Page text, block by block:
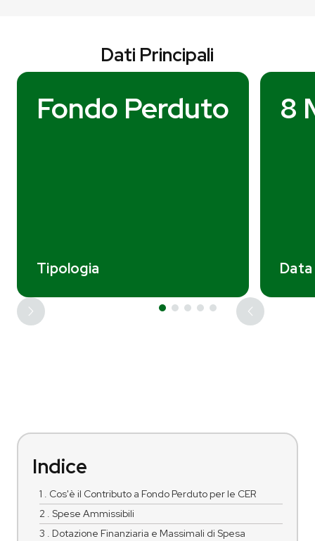
Dati Principali
Fondo Perduto
Tipologia
8
Indice
1 . Cos'è il Contributo a Fondo Perduto per le CER
2 . Spese Ammissibili
3 . Dotazione Finanziaria e Massimali di Spesa